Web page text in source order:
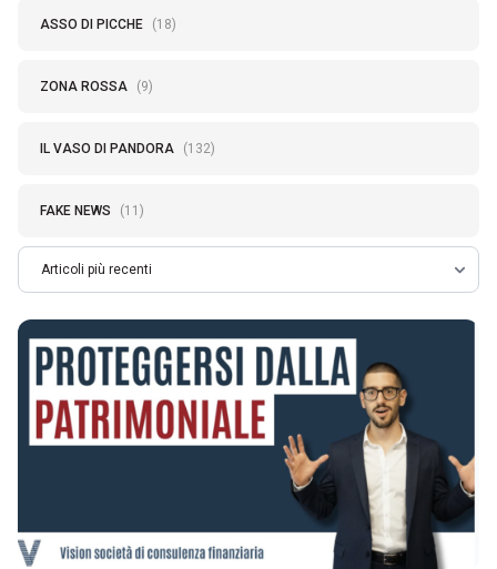
ASSO DI PICCHE (18)
ZONA ROSSA (9)
IL VASO DI PANDORA (132)
FAKE NEWS (11)